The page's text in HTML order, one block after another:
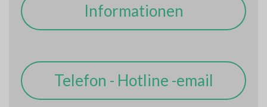
Informationen
Telefon - Hotline -email